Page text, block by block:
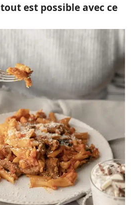
tout est possible avec ce